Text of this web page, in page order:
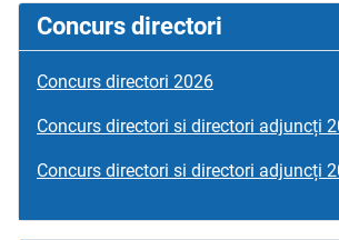
Concurs directori
Concurs directori 2026
Concurs directori si directori adjuncți
Concurs directori si directori adjuncți